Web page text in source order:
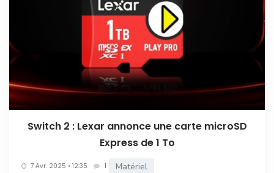
Switch 2 : Lexar annonce une carte microSD
Express de 1 To
7 Avr. 2025 • 12:35 1 Matériel